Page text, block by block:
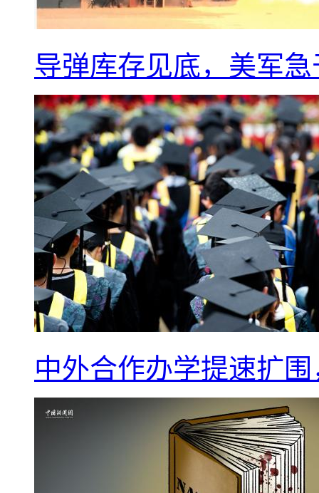
导弹库存见底，美军
中外合作办学提速扩